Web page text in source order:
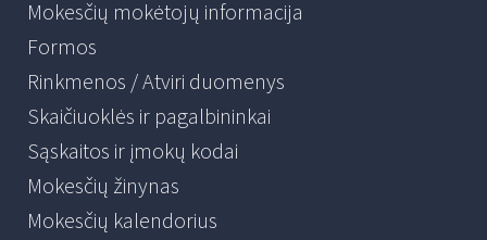
Mokesčių mokėtojų informacija
Formos
Rinkmenos / Atviri duomenys
Skaičiuoklės ir pagalbininkai
Sąskaitos ir įmokų kodai
Mokesčių žinynas
Mokesčių kalendorius